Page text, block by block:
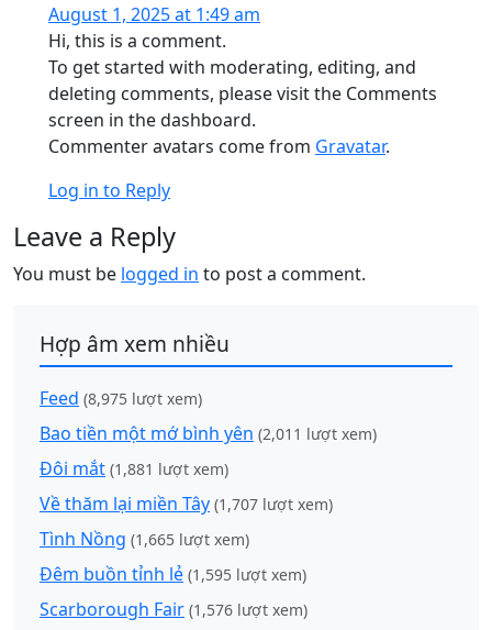
August 1, 2025 at 1:49 am
Hi, this is a comment.
To get started with moderating, editing, and
deleting comments, please visit the Comments
screen in the dashboard.
Commenter avatars come from Gravatar.
Log in to Reply
Leave a Reply
You must be logged in to post a comment.
Hợp âm xem nhiều
Feed (8,975 lượt xem)
Bao tiền một mớ bình yên (2,011 lượt xem)
Đôi mắt (1,881 lượt xem)
Về thăm lại miền Tây (1,707 lượt xem)
Tình Nồng (1,665 lượt xem)
Đêm buồn tỉnh lẻ (1,595 lượt xem)
Scarborough Fair (1,576 lượt xem)